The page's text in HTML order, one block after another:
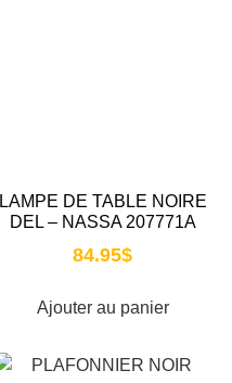
LAMPE DE TABLE NOIRE
DEL – NASSA 207771A
84.95$
Ajouter au panier